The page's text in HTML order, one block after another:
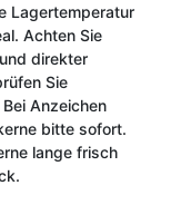
Lagertemperatur
Achten Sie
direkter
Sie
Anzeichen
bitte sofort.
lange frisch